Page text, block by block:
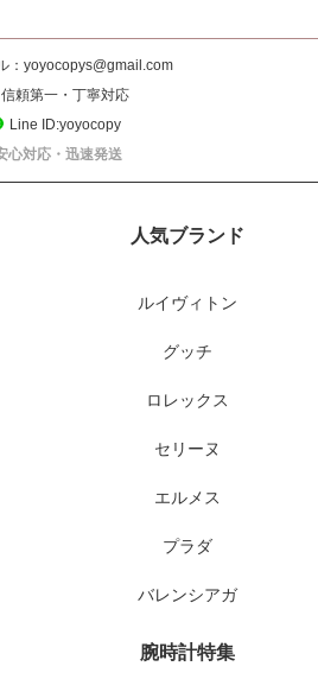
： yoyocopys@gmail.com
信頼第一・丁寧対応
Line ID:yoyocopy
心対応・迅速発送
人気ブランド
ルイヴィトン
グッチ
ロレックス
セリーヌ
エルメス
プラダ
バレンシアガ
腕時計特集